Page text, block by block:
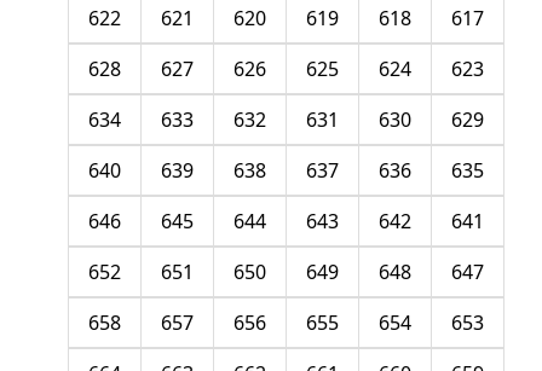
617
618
619
620
621
622
623
624
625
626
627
628
629
630
631
632
633
634
635
636
637
638
639
640
641
642
643
644
645
646
647
648
649
650
651
652
653
654
655
656
657
658